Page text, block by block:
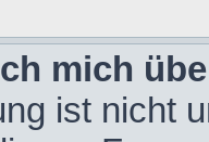
mich
ist nicht